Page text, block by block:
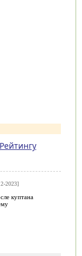
Рейтингу
2023]
куптана